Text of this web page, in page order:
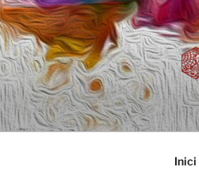
Saltar
al
contenido
Inici